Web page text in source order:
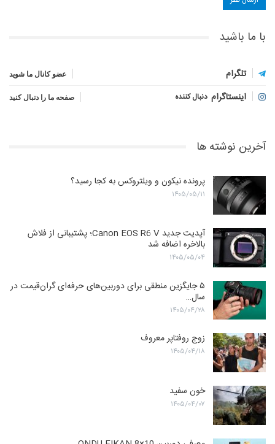
با ما باشید
تلگرام عضو کانال ما شوید
اینستاگرام دنبال کننده صفحه ما را دنبال کنید
آخرین نوشته ها
پرونده نیکون و ویلتروکس به کجا رسید؟
۱۴۰۵/۰۵/۱۱
آپدیت جدید Canon EOS R6 V؛ پشتیبانی از فلاش
بالاخره اضافه شد
۱۴۰۵/۰۵/۰۴
۵ جایگزین منطقی برای دوربین‌های حرفه‌ای گران‌قیمت در
سال…
۱۴۰۵/۰۴/۲۸
زوج روفتاپر معروف
۱۴۰۵/۰۴/۱۸
خون سفید
۱۴۰۵/۰۴/۰۷